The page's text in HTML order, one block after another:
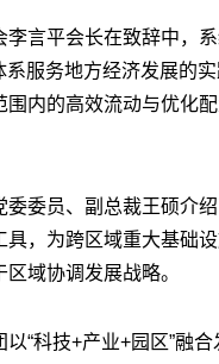
言平会长在致辞中，系
系服务地方经济发展的
内的高效流动与优化
委委员、副总裁王硕介
，为跨区域重大基础
域协调发展战略。
“科技+产业+园区”融